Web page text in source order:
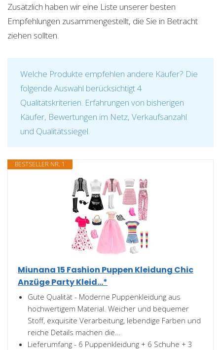
Zusätzlich haben wir eine Liste unserer besten
Empfehlungen zusammengestellt, die Sie in Betracht
ziehen sollten.
Welche Produkte empfehlen andere Käufer? Die
folgende Auswahl berücksichtigt 4
Qualitätskriterien. Erfahrungen von bisherigen
Käufer, Bewertungen im Netz, Verkaufsanzahl
und Qualitätssiegel.
BESTSELLER NR. 1
Miunana 15 Fashion Puppen Kleidung Chic
Anzüge Party Kleid...*
Gute Qualität - Moderne Puppenkleidung aus
hochwertigem Material. Weicher und bequemer
Stoff, exquisite Verarbeitung, lebendige Farben und
reiche Details machen die...
Lieferumfang - 6 Puppenkleidung + 6 Schuhe + 3